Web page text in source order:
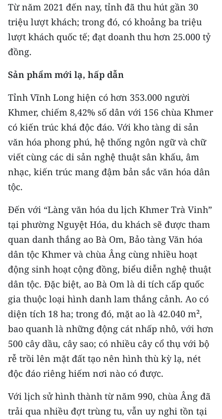
CHƯƠNG TRÌNH OCOP - MỖI XÃ
MỘT SẢN PHẨM
RADIO
MEDIA CENTER
E-Magazine
Video
Media Chính trị
Media Kinh tế
Media Văn hóa
Media Xã hội
Media Pháp luật
Media Du lịch
Media Thế giới
Media Thể thao
Media Giáo dục
Media Y tế
Media Khoa học - Công nghệ
Ảnh
Từ năm 2021 đến nay, tỉnh đã thu hút gần 30
triệu lượt khách; trong đó, có khoảng ba triệu
lượt khách quốc tế; đạt doanh thu hơn 25.000 tỷ
đồng.
Sản phẩm mới lạ, hấp dẫn
Tỉnh Vĩnh Long hiện có hơn 353.000 người
Khmer, chiếm 8,42% số dân với 156 chùa Khmer
có kiến trúc khá độc đáo. Với kho tàng di sản
văn hóa phong phú, hệ thống ngôn ngữ và chữ
viết cùng các di sản nghệ thuật sân khấu, âm
nhạc, kiến trúc mang đậm bản sắc văn hóa dân
tộc.
Đến với “Làng văn hóa du lịch Khmer Trà Vinh”
tại phường Nguyệt Hóa, du khách sẽ được tham
quan danh thắng ao Bà Om, Bảo tàng Văn hóa
dân tộc Khmer và chùa Âng cùng nhiều hoạt
động sinh hoạt cộng đồng, biểu diễn nghệ thuật
dân tộc. Đặc biệt, ao Bà Om là di tích cấp quốc
gia thuộc loại hình danh lam thắng cảnh. Ao có
diện tích 18 ha; trong đó, mặt ao là 42.040 m²,
bao quanh là những động cát nhấp nhô, với hơn
500 cây dầu, cây sao; có nhiều cây cổ thụ với bộ
rễ trồi lên mặt đất tạo nên hình thù kỳ lạ, nét
độc đáo riêng hiếm nơi nào có được.
Với lịch sử hình thành từ năm 990, chùa Âng đã
trải qua nhiều đợt trùng tu, vẫn uy nghi tồn tại